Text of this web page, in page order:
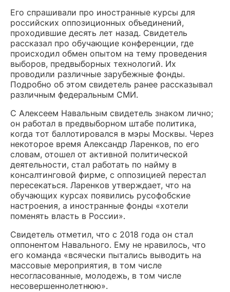
Его спрашивали про иностранные курсы для
российских оппозиционных объединений,
проходившие десять лет назад. Свидетель
рассказал про обучающие конференции, где
происходил обмен опытом на тему проведения
выборов, предвыборных технологий. Их
проводили различные зарубежные фонды.
Подробно об этом свидетель ранее рассказывал
различным федеральным СМИ.
С Алексеем Навальным свидетель знаком лично;
он работал в предвыборном штабе политика,
когда тот баллотировался в мэры Москвы. Через
некоторое время Александр Ларенков, по его
словам, отошел от активной политической
деятельности, стал работать по найму в
консалтинговой фирме, с оппозицией перестал
пересекаться. Ларенков утверждает, что на
обучающих курсах появились русофобские
настроения, а иностранные фонды «хотели
поменять власть в России».
Свидетель отметил, что с 2018 года он стал
оппонентом Навального. Ему не нравилось, что
его команда «всячески пытались выводить на
массовые мероприятия, в том числе
несогласованные, молодежь, в том числе
несовершеннолетнюю».